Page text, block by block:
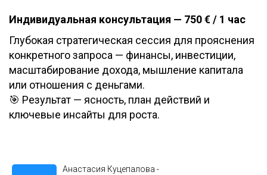
Индивидуальная консультация — 750 € / 1 час
Глубокая стратегическая сессия для прояснения
конкретного запроса — финансы, инвестиции,
масштабирование дохода, мышление капитала
или отношения с деньгами.
🎯 Результат — ясность, план действий и
ключевые инсайты для роста.
Анастасия Куцепалова -